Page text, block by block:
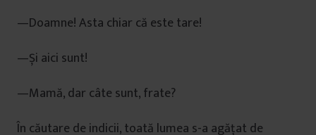
—Doamne! Asta chiar că este tare!
—Și aici sunt!
—Mamă, dar câte sunt, frate?
În căutare de indicii, toată lumea s-a agățat de